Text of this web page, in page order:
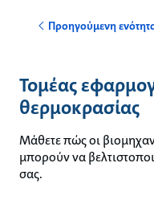
Προηγούμενη
Τομέας
θερμοκρασίας
Μάθετε πώς οι
μπορούν να
σας.